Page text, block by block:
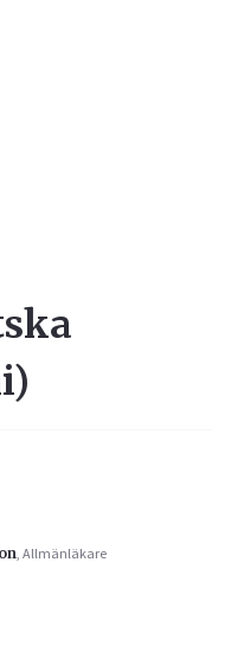
)
, Allmänläkare